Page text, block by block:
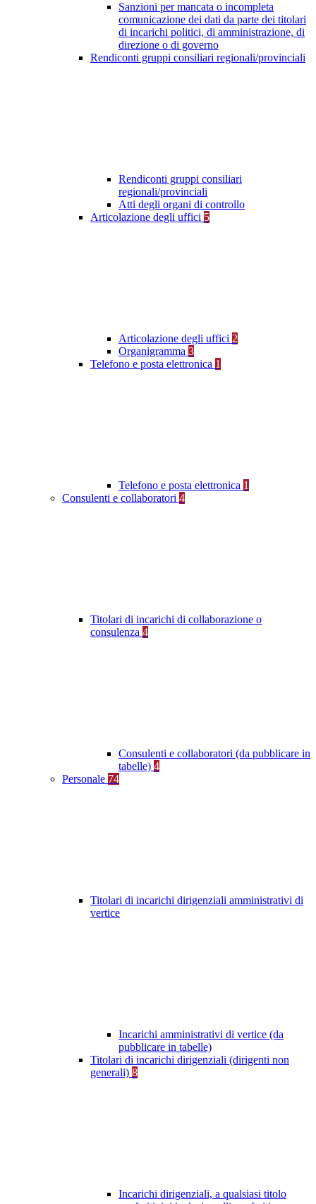
Sanzioni per mancata o incompleta
comunicazione dei dati da parte dei titolari
di incarichi politici, di amministrazione, di
direzione o di governo
Rendiconti gruppi consiliari regionali/provinciali
Rendiconti gruppi consiliari
regionali/provinciali
Atti degli organi di controllo
Articolazione degli uffici 5
Articolazione degli uffici 2
Organigramma 3
Telefono e posta elettronica 1
Telefono e posta elettronica 1
Consulenti e collaboratori 4
Titolari di incarichi di collaborazione o
consulenza 4
Consulenti e collaboratori (da pubblicare in
tabelle) 4
Personale 74
Titolari di incarichi dirigenziali amministrativi di
vertice
Incarichi amministrativi di vertice (da
pubblicare in tabelle)
Titolari di incarichi dirigenziali (dirigenti non
generali) 8
Incarichi dirigenziali, a qualsiasi titolo